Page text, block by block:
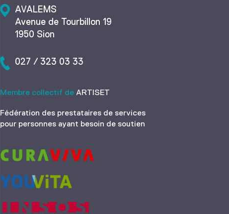
AVALEMS
Avenue de Tourbillon 19
1950 Sion
027 / 323 03 33
Membre collectif de ARTISET
Fédération des prestataires de services
pour personnes ayant besoin de soutien